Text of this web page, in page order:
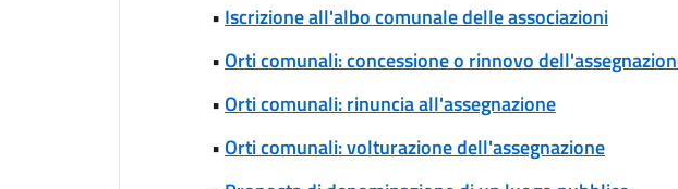
• Iscrizione all'albo comunale delle associazioni
•Orti comunali: concessione o rinnovo
•Orti comunali: rinuncia all'assegnazione
•Orti comunali: volturazione dell'assegnazione